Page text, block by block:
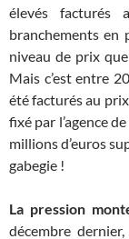
élevés facturés
branchements en
niveau de prix
Mais c’est entre
été facturés au
fixé par l’agence
millions d’euros
gabegie !
La pression
décembre